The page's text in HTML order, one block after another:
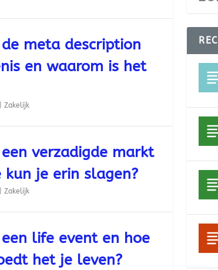
meta description
en waarom is het
Zakelijk
verzadigde markt
kun je erin slagen?
Zakelijk
life event en hoe
het je leven?